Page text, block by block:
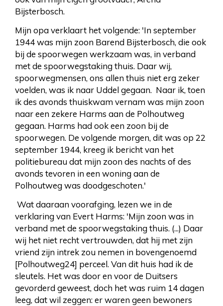
Bijsterbosch.
Mijn opa verklaart het volgende: 'In september
1944 was mijn zoon Barend Bijsterbosch, die ook
bij de spoorwegen werkzaam was, in verband
met de spoorwegstaking thuis. Daar wij,
spoorwegmensen, ons allen thuis niet erg zeker
voelden, was ik naar Uddel gegaan. Naar ik, toen
ik des avonds thuiskwam vernam was mijn zoon
naar een zekere Harms aan de Polhoutweg
gegaan. Harms had ook een zoon bij de
spoorwegen. De volgende morgen, dit was op 22
september 1944, kreeg ik bericht van het
politiebureau dat mijn zoon des nachts of des
avonds tevoren in een woning aan de
Polhoutweg was doodgeschoten.'
Wat daaraan voorafging, lezen we in de
verklaring van Evert Harms: 'Mijn zoon was in
verband met de spoorwegstaking thuis. (...) Daar
wij het niet recht vertrouwden, dat hij met zijn
vriend zijn intrek zou nemen in bovengenoemd
[Polhoutweg24] perceel. Van dit huis had ik de
sleutels. Het was door en voor de Duitsers
gevorderd geweest, doch het was ruim 14 dagen
leeg, dat wil zeggen: er waren geen bewoners